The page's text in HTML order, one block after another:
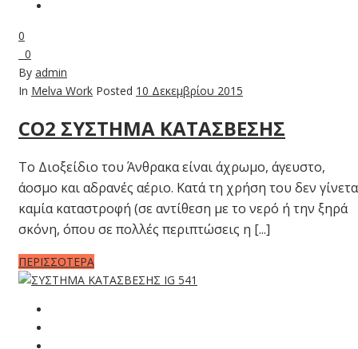
0
0
By admin
In Melva Work Posted 10 Δεκεμβρίου 2015
CO2 ΣΥΣΤΗΜΑ ΚΑΤΑΣΒΕΣΗΣ
Το Διοξείδιο του Άνθρακα είναι άχρωμο, άγευστο,
άοσμο και αδρανές αέριο. Κατά τη χρήση του δεν
καμία καταστροφή (σε αντίθεση με το νερό ή την ξηρά
σκόνη, όπου σε πολλές περιπτώσεις η [...]
ΠΕΡΙΣΣΟΤΕΡΑ